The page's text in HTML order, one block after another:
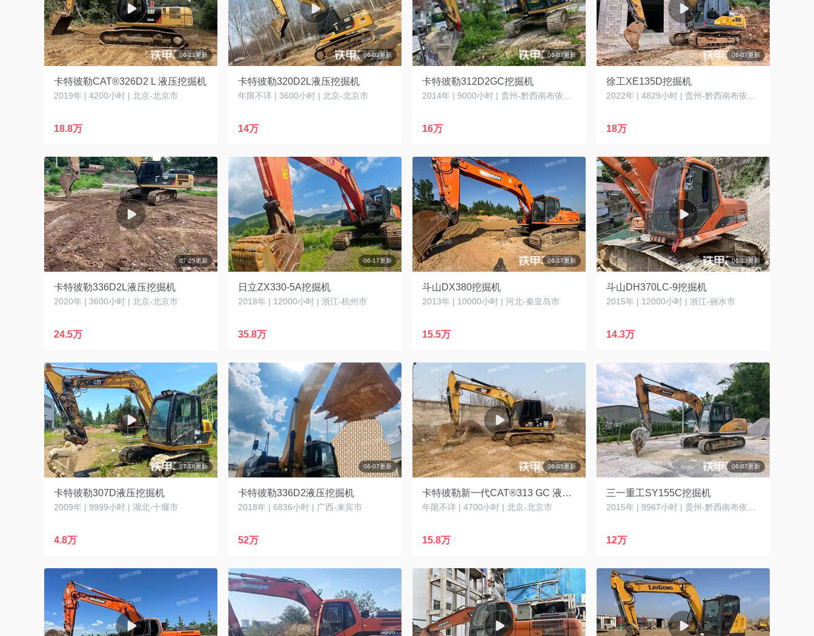
06-11更新
卡特彼勒CAT®326D2 L 液压挖掘机
2019年 | 4200小时 | 北京-北京市
18.8万
06-03更新
卡特彼勒320D2L液压挖掘机
年限不详 | 3600小时 | 北京-北京市
14万
06-07更新
卡特彼勒312D2GC挖掘机
16万
06-07更新
徐工XE135D挖掘机
18万
07-25更新
卡特彼勒336D2L液压挖掘机
2020年 | 3600小时 | 北京-北京市
24.5万
06-17更新
日立ZX330-5A挖掘机
2018年 | 12000小时 | 浙江-杭州市
35.8万
06-17更新
斗山DX380挖掘机
2013年 | 10000小时 | 河北-秦皇岛市
15.5万
06-13更新
斗山DH370LC-9挖掘机
2015年 | 12000小时 | 浙江-丽水市
14.3万
07-16更新
卡特彼勒307D液压挖掘机
2009年 | 9999小时 | 湖北-十堰市
4.8万
06-07更新
卡特彼勒336D2液压挖掘机
2018年 | 6836小时 | 广西-来宾市
52万
06-05更新
卡特彼勒新一代CAT®313 GC 液压挖掘机
年限不详 | 4700小时 | 北京-北京市
15.8万
06-07更新
三一重工SY155C挖掘机
12万